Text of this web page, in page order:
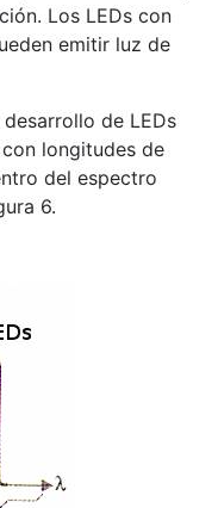
Los LEDs con
emitir luz de
de LEDs
longitudes de
del espectro
6.